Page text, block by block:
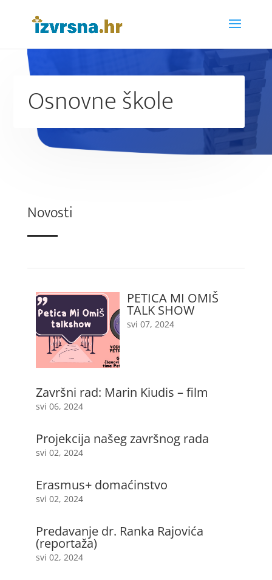
Osnovne škole
Novosti
PETICA MI OMIŠ
TALK SHOW
svi 07, 2024
Završni rad: Marin Kiudis – film
svi 06, 2024
Projekcija našeg završnog rada
svi 02, 2024
Erasmus+ domaćinstvo
svi 02, 2024
Predavanje dr. Ranka Rajovića
(reportaža)
svi 02, 2024